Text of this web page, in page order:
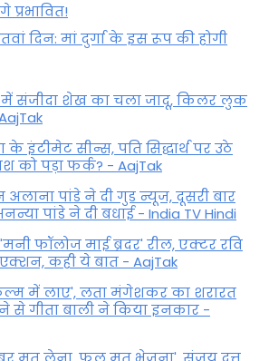
दिन: मां दुर्गा के इस रूप की होगी
में संजीदा शेख का चला जादू, किलर लुक
इंटीमेट सीन्स, पति सिद्धार्थ पर उठे
को पड़ा फर्क? - AajTak
पांडे ने दी गुड न्यूज, दूसरी बार
पांडे ने दी बधाई - India TV Hindi
फॉलोज माई ब्रदर' रील, एक्टर रवि
कही ये बात - AajTak
में लाए', लता मंगेशकर का शरारत
से गीता बाली ने किया इनकार -